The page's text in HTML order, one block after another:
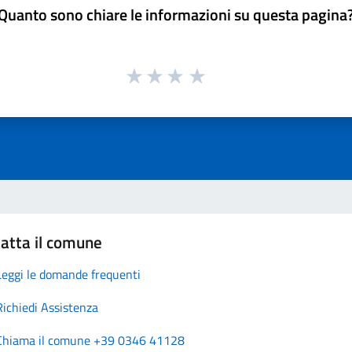
sono chiare le informazioni su questa
il comune
le domande frequenti
Assistenza
il comune +39 0346 41128